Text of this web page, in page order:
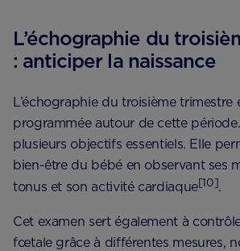
L’échographie du
: anticiper la naissance
L’échographie du troisième trimestre
programmée autour de cette
plusieurs objectifs essentiels. Elle
bien-être du bébé en observant ses
tonus et son activité cardiaque[10].
Cet examen sert également à
fœtale grâce à différentes mesures,